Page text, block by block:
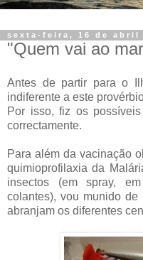
sexta-feira, 16 de abril
"Quem vai ao
Antes de partir para o
indiferente a este
Por isso, fiz os
correctamente.
Para além da vacinação
quimioprofilaxia da
insectos (em spray,
colantes), vou munido
abranjam os diferentes